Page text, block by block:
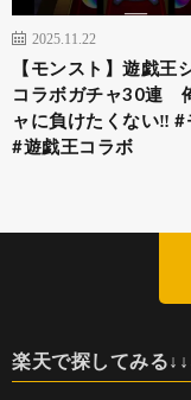
2025.11.22
【モンスト】遊戯王
コラボガチャ30連
ャに負けたくない‼︎ #
#遊戯王コラボ
楽天で探してみる